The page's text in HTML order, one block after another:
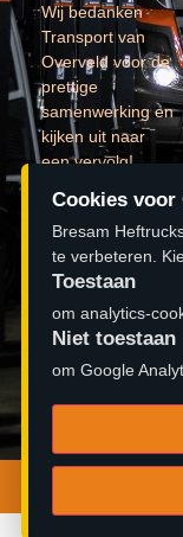
Wij bedanken
Transport van
Overveld voor de
prettige
samenwerking en
kijken uit naar
een vervolg!
Lees verder »
𝐎𝐩𝐞𝐧𝐢𝐧𝐠
pand
𝐇𝐞𝐟𝐭𝐫𝐮𝐜𝐤𝐬
Lees verder »
© 2026
Cookies voor
Bresam
te verbeteren.
Toestaan
om analytics-
Niet toestaan
om Google